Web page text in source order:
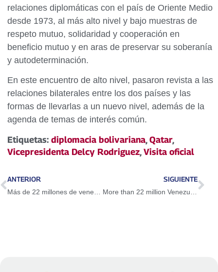
relaciones diplomáticas con el país de Oriente Medio
desde 1973, al más alto nivel y bajo muestras de
respeto mutuo, solidaridad y cooperación en
beneficio mutuo y en aras de preservar su soberanía
y autodeterminación.
En este encuentro de alto nivel, pasaron revista a las
relaciones bilaterales entre los dos países y las
formas de llevarlas a un nuevo nivel, además de la
agenda de temas de interés común.
Etiquetas: diplomacia bolivariana,Qatar,
Vicepresidenta Delcy Rodriguez,Visita oficial
ANTERIOR SIGUIENTE